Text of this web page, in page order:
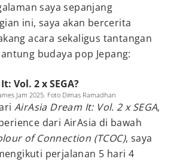
saya sepanjang
ini, saya akan bercerita
acara sekaligus tantangan
budaya pop Jepang:
Vol. 2 x SEGA?
Jam 2025. Foto Dimas Ramadhan
AirAsia Dream It: Vol. 2 x SEGA,
dari AirAsia di bawah
of Connection (TCOC), saya
perjalanan 5 hari 4